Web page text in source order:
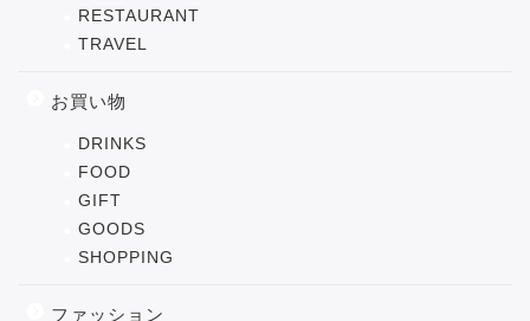
RESTAURANT
TRAVEL
お買い物
DRINKS
FOOD
GIFT
GOODS
SHOPPING
ファッション